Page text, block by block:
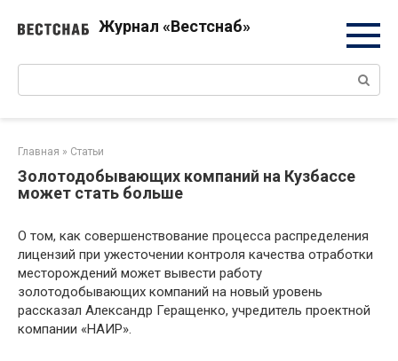
Журнал «Вестснаб»
Главная » Статьи
Золотодобывающих компаний на Кузбассе
может стать больше
О том, как совершенствование процесса распределения
лицензий при ужесточении контроля качества отработки
месторождений может вывести работу
золотодобывающих компаний на новый уровень
рассказал Александр Геращенко, учредитель проектной
компании «НАИР».